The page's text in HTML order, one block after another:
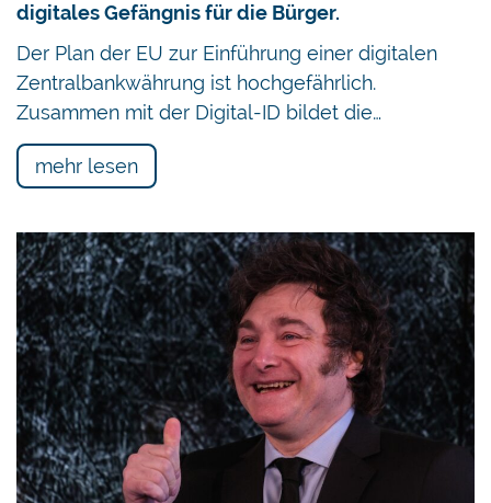
digitales Gefängnis für die Bürger.
Der Plan der EU zur Einführung einer digitalen
Zentralbankwährung ist hochgefährlich.
Zusammen mit der Digital-ID bildet die…
mehr lesen